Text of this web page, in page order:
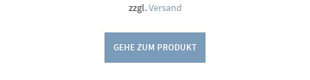
zzgl.Versand
GEHE ZUM PRODUKT